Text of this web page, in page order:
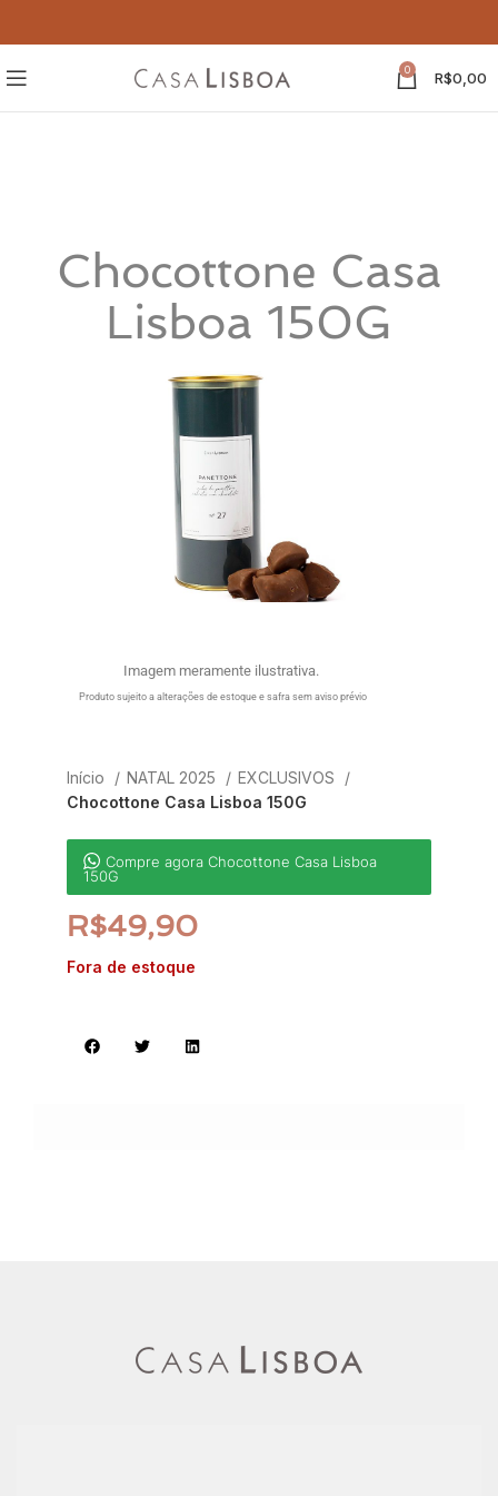
0 R$0,00
Chocottone Casa
Lisboa 150G
Imagem meramente ilustrativa.
Produto sujeito a alterações de estoque e safra sem aviso prévio
Início NATAL 2025
EXCLUSIVOS
Chocottone Casa Lisboa 150G
Compre agora Chocottone Casa Lisboa
150G
R$49,90
Fora de estoque